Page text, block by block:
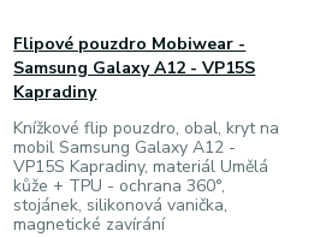
Flipové pouzdro Mobiwear -
Samsung Galaxy A12 - VP15S
Kapradiny
Knížkové flip pouzdro, obal, kryt na
mobil Samsung Galaxy A12 -
VP15S Kapradiny, materiál Umělá
kůže + TPU - ochrana 360°,
stojánek, silikonová vanička,
magnetické zavírání